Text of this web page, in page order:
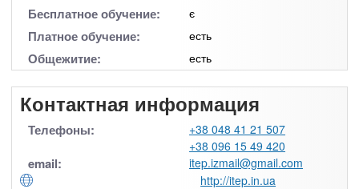
Бесплатное обучение: є
Платное обучение: есть
Общежитие: есть
Контактная информация
Телефоны:
+38 048 41 21 507
+38 096 15 49 420
email:
itep.izmail@gmail.com
http://itep.in.ua